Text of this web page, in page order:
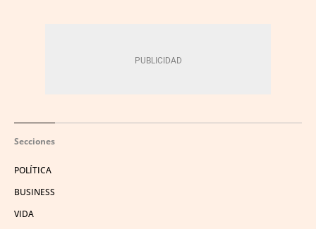
Secciones
POLÍTICA
BUSINESS
VIDA